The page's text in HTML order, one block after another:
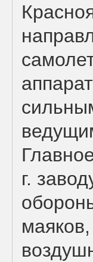
г.